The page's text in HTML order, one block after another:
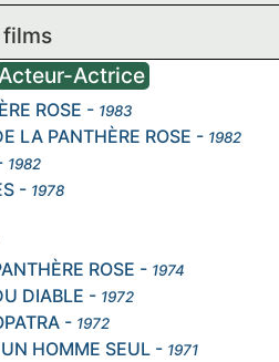
Acteur-Actrice
ROSE - 1983
LA PANTHÈRE ROSE - 1982
1982
- 1978
ROSE - 1974
DIABLE - 1972
- 1972
HOMME SEUL - 1971